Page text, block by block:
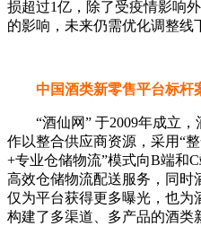
损超过1亿，除了受疫情影响
的影响，未来仍需优化调整线
中国酒类新零售平台标
“酒仙网” 于2009年成立，
作以整合供应商资源，采用“
+专业仓储物流”模式向B端和
高效仓储物流配送服务，同时
仅为平台获得更多曝光，也为
构建了多渠道、多产品的酒类